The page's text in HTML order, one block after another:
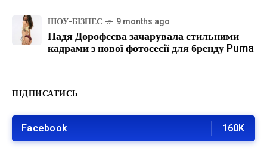
ШОУ-БІЗНЕС 9 months ago
Надя Дорофєєва зачарувала стильними
кадрами з нової фотосесії для бренду Puma
ПІДПИСАТИСЬ
Facebook 160K